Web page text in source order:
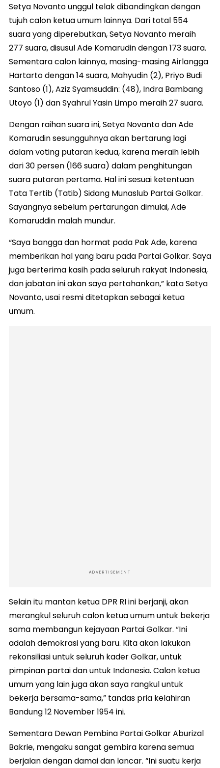
Setya Novanto unggul telak dibandingkan dengan
tujuh calon ketua umum lainnya. Dari total 554
suara yang diperebutkan, Setya Novanto meraih
277 suara, disusul Ade Komarudin dengan 173 suara.
Sementara calon lainnya, masing-masing Airlangga
Hartarto dengan 14 suara, Mahyudin (2), Priyo Budi
Santoso (1), Aziz Syamsuddin: (48), Indra Bambang
Utoyo (1) dan Syahrul Yasin Limpo meraih 27 suara.
Dengan raihan suara ini, Setya Novanto dan Ade
Komarudin sesungguhnya akan bertarung lagi
dalam voting putaran kedua, karena meraih lebih
dari 30 persen (166 suara) dalam penghitungan
suara putaran pertama. Hal ini sesuai ketentuan
Tata Tertib (Tatib) Sidang Munaslub Partai Golkar.
Sayangnya sebelum pertarungan dimulai, Ade
Komaruddin malah mundur.
“Saya bangga dan hormat pada Pak Ade, karena
memberikan hal yang baru pada Partai Golkar. Saya
juga berterima kasih pada seluruh rakyat Indonesia,
dan jabatan ini akan saya pertahankan,” kata Setya
Novanto, usai resmi ditetapkan sebagai ketua
umum.
ADVERTISEMENT
Selain itu mantan ketua DPR RI ini berjanji, akan
merangkul seluruh calon ketua umum untuk bekerja
sama membangun kejayaan Partai Golkar. “Ini
adalah demokrasi yang baru. Kita akan lakukan
rekonsiliasi untuk seluruh kader Golkar, untuk
pimpinan partai dan untuk Indonesia. Calon ketua
umum yang lain juga akan saya rangkul untuk
bekerja bersama-sama,” tandas pria kelahiran
Bandung 12 November 1954 ini.
Sementara Dewan Pembina Partai Golkar Aburizal
Bakrie, mengaku sangat gembira karena semua
berjalan dengan damai dan lancar. “Ini suatu kerja